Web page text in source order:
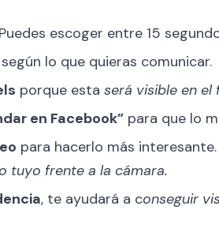
Puedes escoger entre 15
según lo que quieras comunicar.
porque estaserá visible en el
en Facebook” para que lo
para hacerlo más
tuyo frente a la cámara.
, te ayudará a conseguir